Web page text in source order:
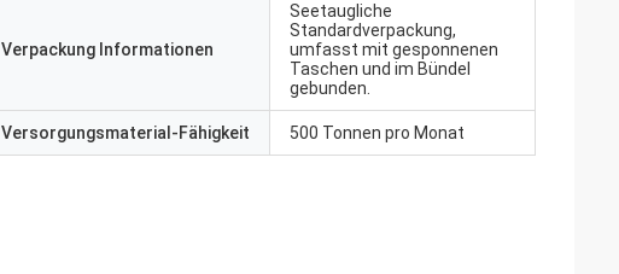
Verpackung Informationen
Seetaugliche
Standardverpackung,
umfasst mit gesponnenen
Taschen und im Bündel
gebunden.
Versorgungsmaterial-Fähigkeit 500 Tonnen pro Monat